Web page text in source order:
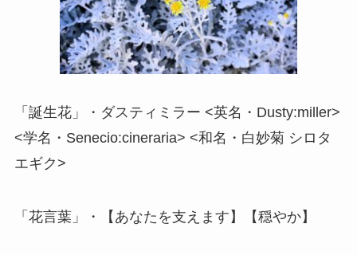
「誕生花」・ダスティミラー <英名・Dusty:miller>
<学名・Senecio:cineraria> <和名・白妙菊 シロタ
エギク>
「花言葉」・【あなたを支えます】【穏やか】